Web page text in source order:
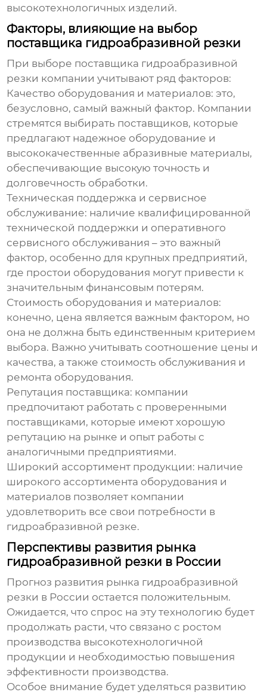
высокотехнологичных изделий.
Факторы, влияющие на выбор
поставщика гидроабразивной резки
При выборе поставщика гидроабразивной
резки компании учитывают ряд факторов:
Качество оборудования и материалов: это,
безусловно, самый важный фактор. Компании
стремятся выбирать поставщиков, которые
предлагают надежное оборудование и
высококачественные абразивные материалы,
обеспечивающие высокую точность и
долговечность обработки.
Техническая поддержка и сервисное
обслуживание: наличие квалифицированной
технической поддержки и оперативного
сервисного обслуживания – это важный
фактор, особенно для крупных предприятий,
где простои оборудования могут привести к
значительным финансовым потерям.
Стоимость оборудования и материалов:
конечно, цена является важным фактором, но
она не должна быть единственным критерием
выбора. Важно учитывать соотношение цены и
качества, а также стоимость обслуживания и
ремонта оборудования.
Репутация поставщика: компании
предпочитают работать с проверенными
поставщиками, которые имеют хорошую
репутацию на рынке и опыт работы с
аналогичными предприятиями.
Широкий ассортимент продукции: наличие
широкого ассортимента оборудования и
материалов позволяет компании
удовлетворить все свои потребности в
гидроабразивной резке.
Перспективы развития рынка
гидроабразивной резки в России
Прогноз развития рынка гидроабразивной
резки в России остается положительным.
Ожидается, что спрос на эту технологию будет
продолжать расти, что связано с ростом
производства высокотехнологичной
продукции и необходимостью повышения
эффективности производства.
Особое внимание будет уделяться развитию